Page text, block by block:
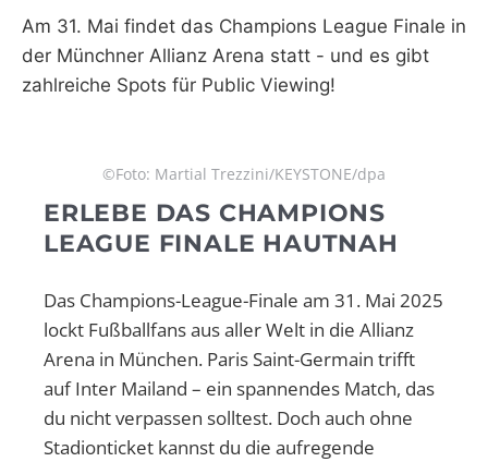
Am 31. Mai findet das Champions League Finale in
der Münchner Allianz Arena statt - und es gibt
zahlreiche Spots für Public Viewing!
©Foto: Martial Trezzini/KEYSTONE/dpa
ERLEBE DAS CHAMPIONS
LEAGUE FINALE HAUTNAH
Das Champions-League-Finale am 31. Mai 2025
lockt Fußballfans aus aller Welt in die Allianz
Arena in München. Paris Saint-Germain trifft
auf Inter Mailand – ein spannendes Match, das
du nicht verpassen solltest. Doch auch ohne
Stadionticket kannst du die aufregende